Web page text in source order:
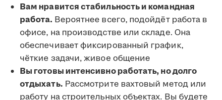
Вам нравится стабильность и командная
работа. Вероятнее всего, подойдёт работа в
офисе, на производстве или складе. Она
обеспечивает фиксированный график,
чёткие задачи, живое общение
Вы готовы интенсивно работать, но долго
отдыхать. Рассмотрите вахтовый метод или
работу на строительных объектах. Вы будете